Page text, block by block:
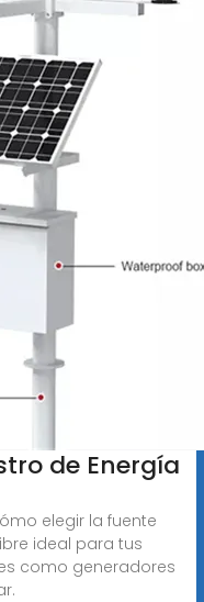
de Energía
elegir la fuente
ideal para tus
como generadores